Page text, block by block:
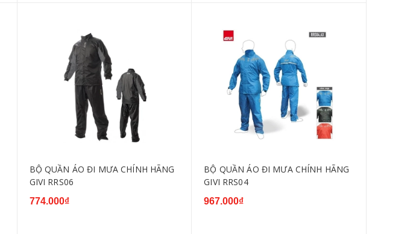
BỘ QUẦN ÁO ĐI MƯA CHÍNH HÃNG
GIVI RRS06
774.000₫
BỘ QUẦN ÁO ĐI MƯA CHÍNH HÃNG
GIVI RRS04
967.000₫